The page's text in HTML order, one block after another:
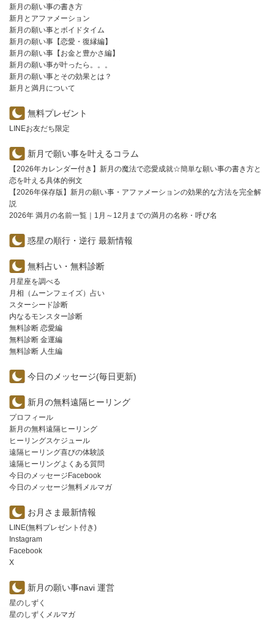
新月の願い事の書き方
新月とアファメーション
新月の願い事とボイドタイム
新月の願い事【恋愛・復縁編】
新月の願い事【お金と豊かさ編】
新月の願い事が叶ったら。。。
新月の願い事とその効果とは？
新月と満月について
無料プレゼント
LINEお友だち限定
新月で願い事を叶えるコラム
【2026年カレンダー付き】新月の魔法で恋愛成就☆簡単な願い事の書き方と
恋を叶える具体的例文
【2026年保存版】新月の願い事・アファメーションの効果的な方法を完全解
説
2026年 満月の名前一覧｜1月～12月までの満月の名称・呼び名
惑星の順行・逆行 最新情報
無料占い・無料診断
月星座を調べる
月相（ムーンフェイズ）占い
スターシード診断
内なるモンスター診断
無料診断 恋愛編
無料診断 金運編
無料診断 人生編
今日のメッセージ(毎日更新)
新月の無料遠隔ヒーリング
プロフィール
新月の無料遠隔ヒーリング
ヒーリングスケジュール
遠隔ヒーリング喜びの体験談
遠隔ヒーリングよくある質問
今日のメッセージFacebook
今日のメッセージ無料メルマガ
お月さま最新情報
LINE(無料プレゼント付き)
Instagram
Facebook
X
新月の願い事navi 運営
星のしずく
星のしずくメルマガ